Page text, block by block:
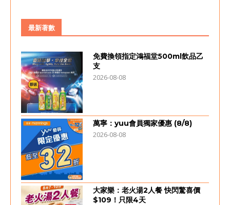
最新著數
免費換領指定鴻福堂500ml飲品乙
支
2026-08-08
萬寧：yuu會員獨家優惠 (8/8)
2026-08-08
大家樂：老火湯2人餐 快閃驚喜價
$109！只限4天